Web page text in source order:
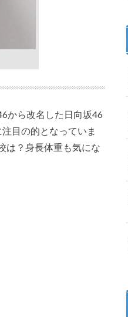
から改名した日向坂46
目の的となっていま
は？身長体重も気にな